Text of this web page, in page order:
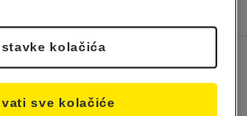
kolačića
sve kolačiće